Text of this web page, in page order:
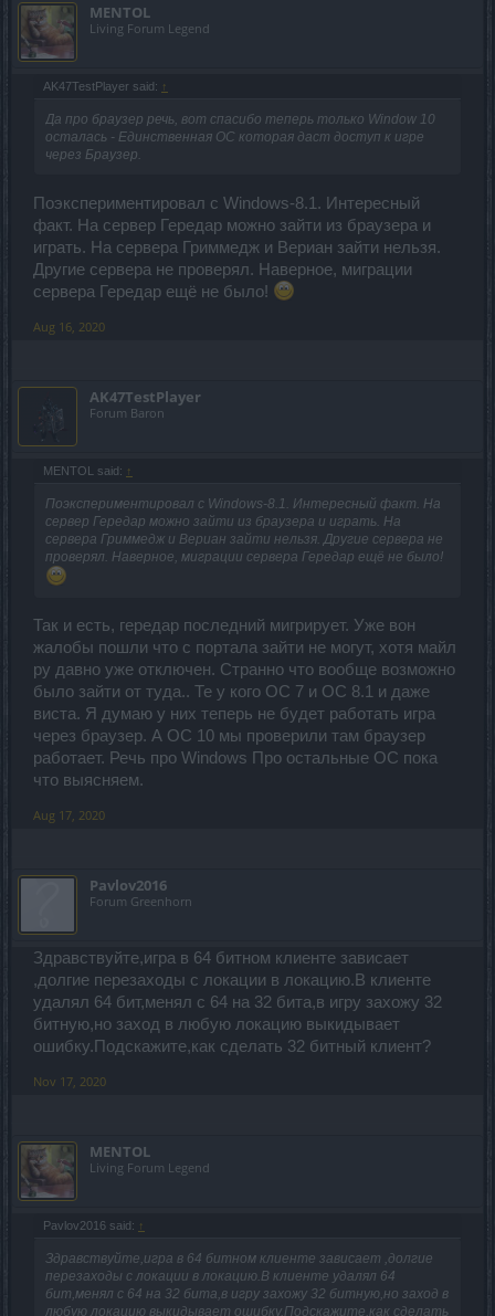
MENTOL
Living Forum Legend
AK47TestPlayer said: ↑
Да про браузер речь, вот спасибо теперь только Window 10
осталась - Единственная ОС которая даст доступ к игре
через Браузер.
Поэкспериментировал с Windows-8.1. Интересный
факт. На сервер Гередар можно зайти из браузера и
играть. На сервера Гриммедж и Вериан зайти нельзя.
Другие сервера не проверял. Наверное, миграции
сервера Гередар ещё не было!
Aug 16, 2020
AK47TestPlayer
Forum Baron
MENTOL said: ↑
Поэкспериментировал с Windows-8.1. Интересный факт. На
сервер Гередар можно зайти из браузера и играть. На
сервера Гриммедж и Вериан зайти нельзя. Другие сервера не
проверял. Наверное, миграции сервера Гередар ещё не было!
Так и есть, гередар последний мигрирует. Уже вон
жалобы пошли что с портала зайти не могут, хотя майл
ру давно уже отключен. Странно что вообще возможно
было зайти от туда.. Те у кого ОС 7 и ОС 8.1 и даже
виста. Я думаю у них теперь не будет работать игра
через браузер. А ОС 10 мы проверили там браузер
работает. Речь про Windows Про остальные ОС пока
что выясняем.
Aug 17, 2020
Pavlov2016
Forum Greenhorn
Здравствуйте,игра в 64 битном клиенте зависает
,долгие перезаходы с локации в локацию.В клиенте
удалял 64 бит,менял с 64 на 32 бита,в игру захожу 32
битную,но заход в любую локацию выкидывает
ошибку.Подскажите,как сделать 32 битный клиент?
Nov 17, 2020
MENTOL
Living Forum Legend
Pavlov2016 said: ↑
Здравствуйте,игра в 64 битном клиенте зависает ,долгие
перезаходы с локации в локацию.В клиенте удалял 64
бит,менял с 64 на 32 бита,в игру захожу 32 битную,но заход в
любую локацию выкидывает ошибку.Подскажите,как сделать